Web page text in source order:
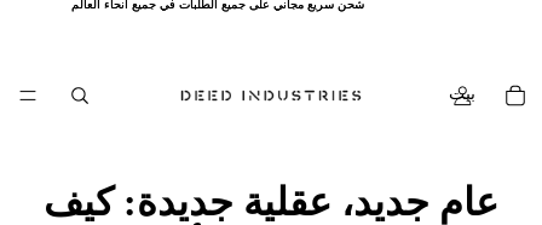
شحن سريع مجاني على جميع الطلبات في جميع أنحاء العالم
شحن سريع مجاني على جميع الطلبات في جميع أنحاء العالم
بيت
عام جديد، عقلية جديدة: كيف